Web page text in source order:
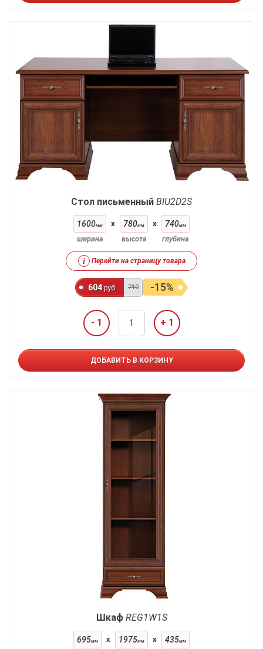
Стол письменный BIU2D2S
1600мм
ширина
x 780мм
высота
x 740мм
глубина
i Перейти на страницу товара
604 руб. 710 -15%
- 1 + 1
ДОБАВИТЬ В КОРЗИНУ
Шкаф REG1W1S
695мм x 1975мм x 435мм